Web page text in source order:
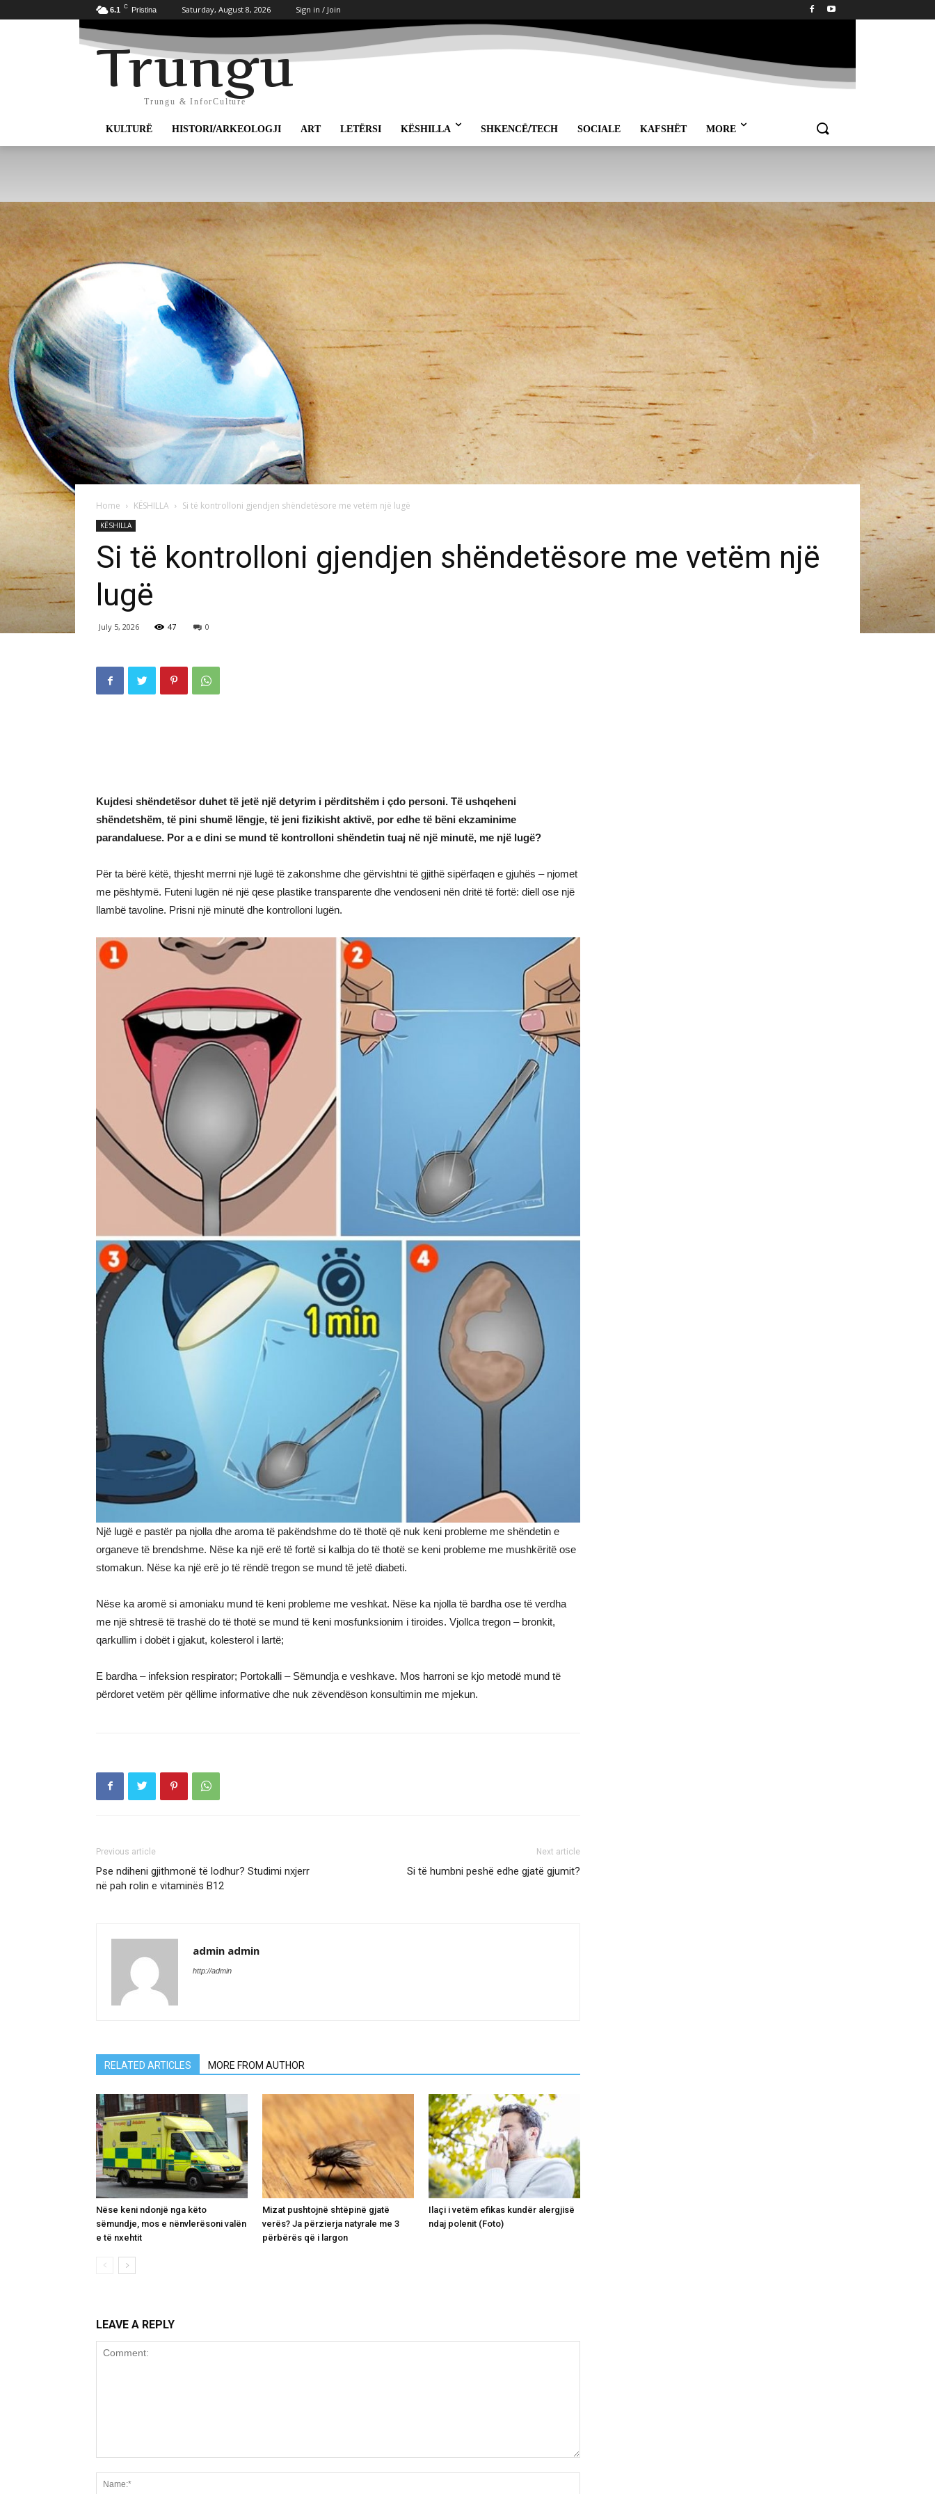
6.1 C Pristina Saturday, August 8, 2026 Sign in / Join
Trungu
Trungu & InforCulture
KULTURË HISTORI/ARKEOLOGJI ART LETËRSI KËSHILLA SHKENCË/TECH SOCIALE KAFSHËT MORE
Home KËSHILLA Si të kontrolloni gjendjen shëndetësore me vetëm një lugë
KËSHILLA
Si të kontrolloni gjendjen shëndetësore me vetëm një
lugë
July 5, 2026 47 0
Kujdesi shëndetësor duhet të jetë një detyrim i përditshëm i çdo personi. Të ushqeheni
shëndetshëm, të pini shumë lëngje, të jeni fizikisht aktivë, por edhe të bëni ekzaminime
parandaluese. Por a e dini se mund të kontrolloni shëndetin tuaj në një minutë, me një lugë?
Për ta bërë këtë, thjesht merrni një lugë të zakonshme dhe gërvishtni të gjithë sipërfaqen e gjuhës – njomet
me pështymë. Futeni lugën në një qese plastike transparente dhe vendoseni nën dritë të fortë: diell ose një
llambë tavoline. Prisni një minutë dhe kontrolloni lugën.
Një lugë e pastër pa njolla dhe aroma të pakëndshme do të thotë që nuk keni probleme me shëndetin e
organeve të brendshme. Nëse ka një erë të fortë si kalbja do të thotë se keni probleme me mushkëritë ose
stomakun. Nëse ka një erë jo të rëndë tregon se mund të jetë diabeti.
Nëse ka aromë si amoniaku mund të keni probleme me veshkat. Nëse ka njolla të bardha ose të verdha
me një shtresë të trashë do të thotë se mund të keni mosfunksionim i tiroides. Vjollca tregon – bronkit,
qarkullim i dobët i gjakut, kolesterol i lartë;
E bardha – infeksion respirator; Portokalli – Sëmundja e veshkave. Mos harroni se kjo metodë mund të
përdoret vetëm për qëllime informative dhe nuk zëvendëson konsultimin me mjekun.
Previous article
Pse ndiheni gjithmonë të lodhur? Studimi nxjerr
në pah rolin e vitaminës B12
Next article
Si të humbni peshë edhe gjatë gjumit?
admin admin
http://admin
RELATED ARTICLES MORE FROM AUTHOR
Nëse keni ndonjë nga këto
sëmundje, mos e nënvlerësoni valën
e të nxehtit
Mizat pushtojnë shtëpinë gjatë
verës? Ja përzierja natyrale me 3
përbërës që i largon
Ilaçi i vetëm efikas kundër alergjisë
ndaj polenit (Foto)
LEAVE A REPLY